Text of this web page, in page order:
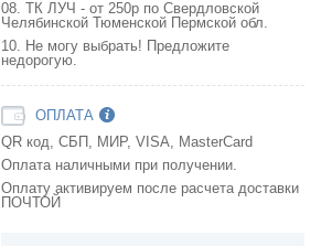
08. ТК ЛУЧ - от 250р по Свердловской
Челябинской Тюменской Пермской обл.
10. Не могу выбрать! Предложите
недорогую.
ОПЛАТА
QR код, СБП, МИР, VISA, MasterCard
Оплата наличными при получении.
Оплату активируем после расчета доставки
ПОЧТОЙ